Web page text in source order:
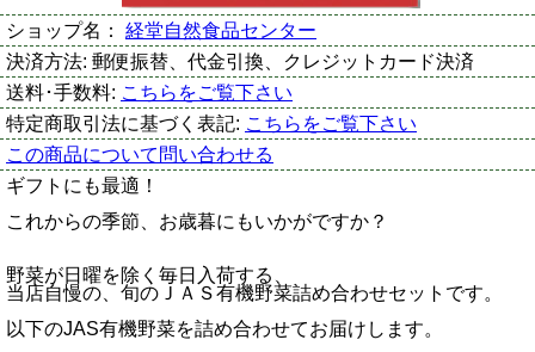
ショップ名： 経堂自然食品センター
決済方法: 郵便振替、代金引換、クレジットカード決済
送料･手数料: こちらをご覧下さい
特定商取引法に基づく表記: こちらをご覧下さい
この商品について問い合わせる
ギフトにも最適！
これからの季節、お歳暮にもいかがですか？
野菜が日曜を除く毎日入荷する、
当店自慢の、旬のＪＡＳ有機野菜詰め合わせセットです。
以下のJAS有機野菜を詰め合わせてお届けします。